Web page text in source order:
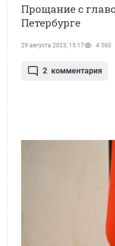
Прощание с
Петербурге
29 августа 2023, 15:17 4 360
2 комментария